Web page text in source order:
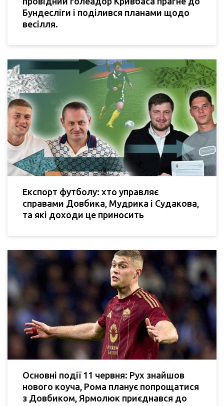
Бундесліги і поділився планами щодо
весілля.
Експорт футболу: хто управляє
справами Довбика, Мудрика і Судакова,
та які доходи це приносить
Основні події 11 червня: Рух знайшов
нового коуча, Рома планує попрощатися
з Довбиком, Ярмолюк приєднався до